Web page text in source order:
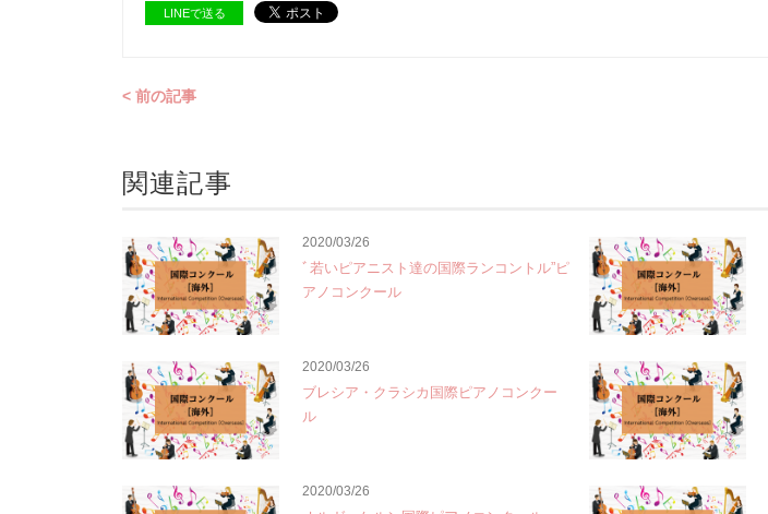
LINEで送る
< 前の記事
関連記事
2020/03/26
ﾞ若いピアニスト達の国際ランコントル”ピ
アノコンクール
2020/03/26
ブレシア・クラシカ国際ピアノコンクー
ル
2020/03/26